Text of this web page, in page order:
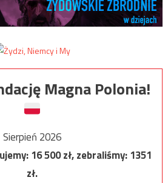
Magna Polonia!
Sierpień 2026
16 500zł, zebraliśmy:1351
zł.